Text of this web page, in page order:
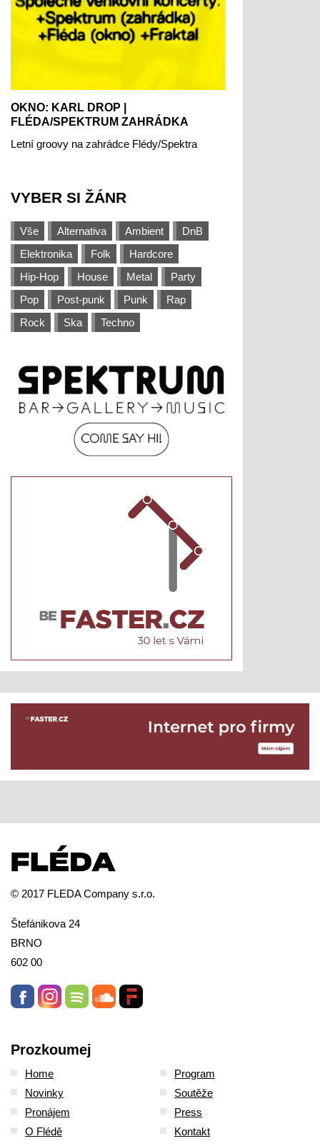
OKNO: KARL DROP |
FLÉDA/SPEKTRUM ZAHRÁDKA
Letní groovy na zahrádce Flédy/Spektra
VYBER SI ŽÁNR
Vše Alternativa Ambient
DnB
Elektronika
Folk
Hardcore
Hip-Hop
House Metal
Party
Pop
Post-punk Punk
Rap
Rock
Ska Techno
© 2017 FLEDA Company s.r.o.
Štefánikova 24
BRNO
602 00
Prozkoumej
Home
Program
Novinky
Soutěže
Pronájem
Press
O Flédě
Kontakt